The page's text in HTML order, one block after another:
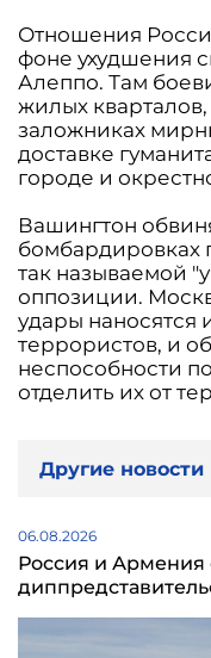
Отношения
фоне ухудшения
Алеппо. Там
жилых
заложниках
доставке
городе и
Вашингтон
бомбардировках
так называемой
оппозиции.
удары наносятся
террористов, и
неспособности
отделить их от
Другие
06.08.2026
Россия и